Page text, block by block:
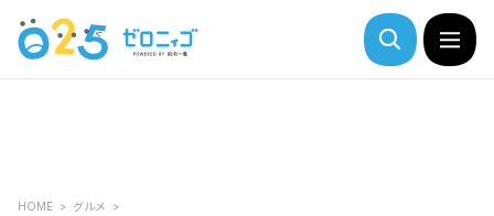
HOME
グルメ